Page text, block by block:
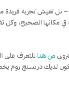
– بل تعيش تجربة
مكانها الصحيح،
من هناللتعرف على
لديك دريسنج روم